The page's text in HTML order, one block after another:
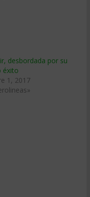
desbordada por su
éxito
1, 2017